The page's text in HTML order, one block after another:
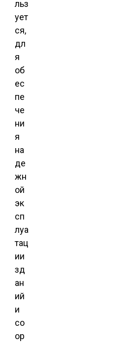
льз
ует
ся,
дл
я
об
ес
пе
че
ни
я
на
де
жн
ой
эк
сп
луа
тац
ии
зд
ан
ий
и
со
ор